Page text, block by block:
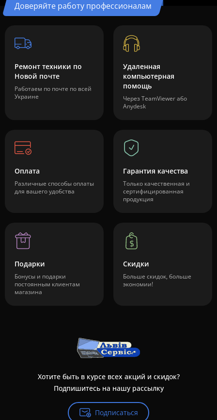
Доверяйте работу профессионалам
Ремонт техники по
Новой почте
Работаем по почте по всей
Украине
Удаленная
компьютерная
помощь
Через TeamViewer або
Anydesk
Оплата
Различные способы оплаты
для вашего удобства
Гарантия качества
Только качественная и
сертифицированная
продукция
Подарки
Бонусы и подарки
постоянным клиентам
магазина
Скидки
Больше скидок, больше
экономии!
Хотите быть в курсе всех акций и скидок?
Подпишитесь на нашу рассылку
Подписаться